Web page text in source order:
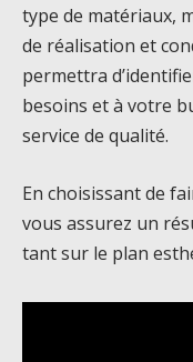
type de matériaux,
de réalisation et
permettra
besoins et à votre
service de qualité.
En choisissant de
vous assurez un
tant sur le plan